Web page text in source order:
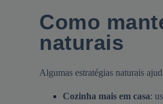
Como
naturais
Algumas estratégias naturais
Cozinha mais em casa: